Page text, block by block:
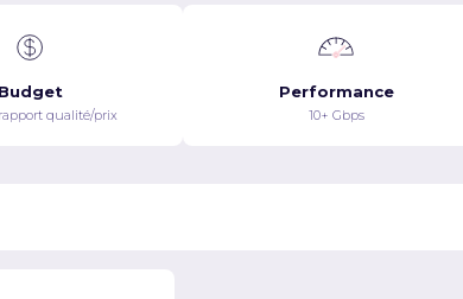
Budget
qualité/prix
Performance
10+ Gbps